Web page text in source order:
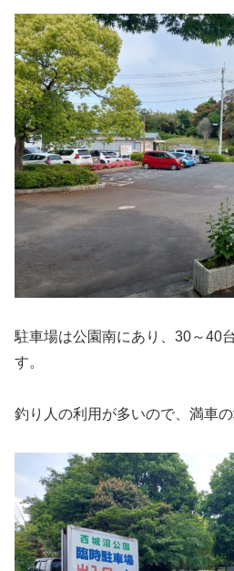
駐車場は公園南にあり、30～40
す。
釣り人の利用が多いので、満車